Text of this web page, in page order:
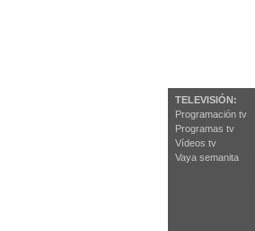
TELEVISIÓN:
Programación tv
Programas tv
Vídeos tv
Vaya semanita